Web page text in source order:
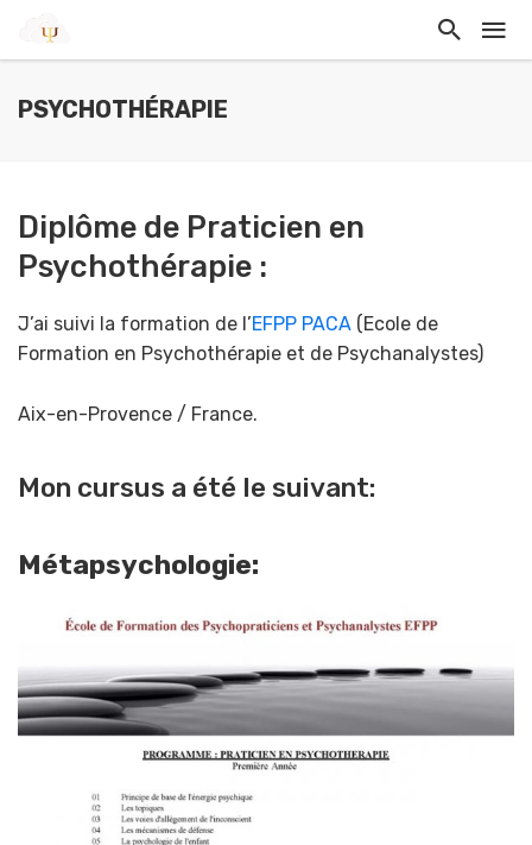
PSYCHOTHÉRAPIE
Diplôme de Praticien en
Psychothérapie :
J’ai suivi la formation de l’EFPP PACA (Ecole de
Formation en Psychothérapie et de Psychanalystes)
Aix-en-Provence / France.
Mon cursus a été le suivant:
Métapsychologie: